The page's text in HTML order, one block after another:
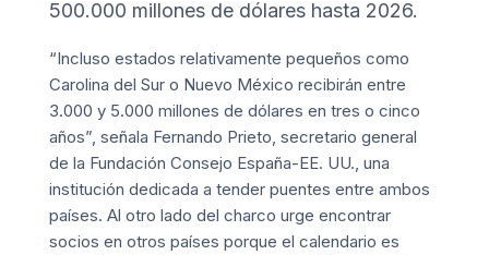
500.000 millones de dólares hasta 2026.
“Incluso estados relativamente pequeños como
Carolina del Sur o Nuevo México recibirán entre
3.000 y 5.000 millones de dólares en tres o cinco
años”, señala Fernando Prieto, secretario general
de la Fundación Consejo España-EE. UU., una
institución dedicada a tender puentes entre ambos
países. Al otro lado del charco urge encontrar
socios en otros países porque el calendario es